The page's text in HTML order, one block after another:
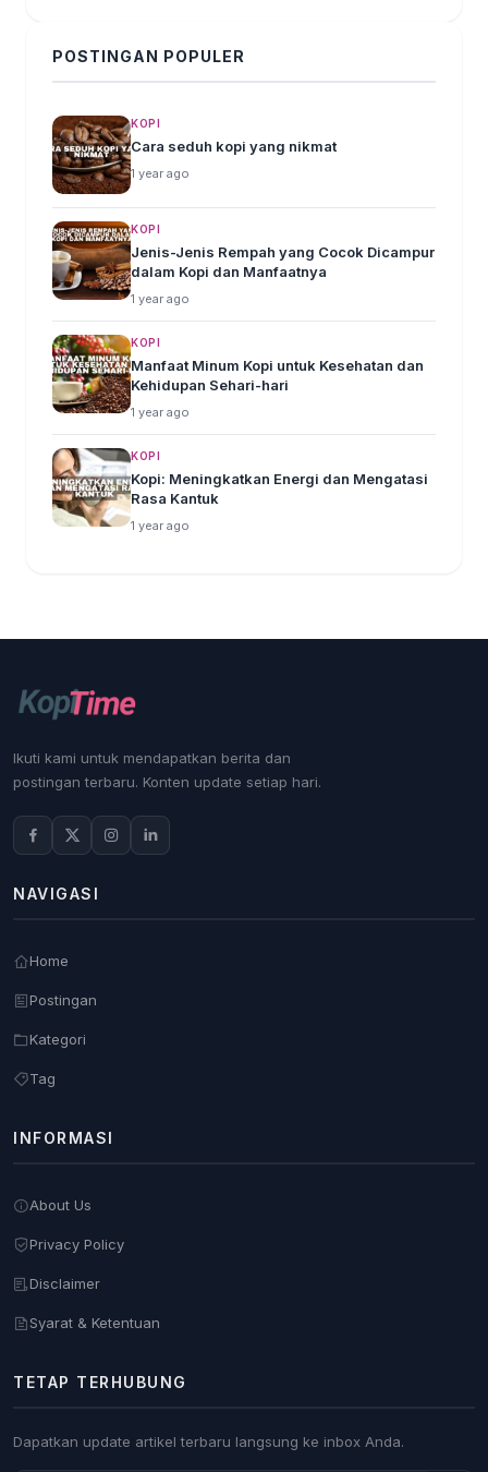
POSTINGAN POPULER
KOPI
Cara seduh kopi yang nikmat
1 year ago
KOPI
Jenis-Jenis Rempah yang Cocok Dicampur
dalam Kopi dan Manfaatnya
1 year ago
KOPI
Manfaat Minum Kopi untuk Kesehatan dan
Kehidupan Sehari-hari
1 year ago
KOPI
Kopi: Meningkatkan Energi dan Mengatasi
Rasa Kantuk
1 year ago
Ikuti kami untuk mendapatkan berita dan
postingan terbaru. Konten update setiap hari.
NAVIGASI
Home
Postingan
Kategori
Tag
INFORMASI
About Us
Privacy Policy
Disclaimer
Syarat & Ketentuan
TETAP TERHUBUNG
Dapatkan update artikel terbaru langsung ke inbox Anda.